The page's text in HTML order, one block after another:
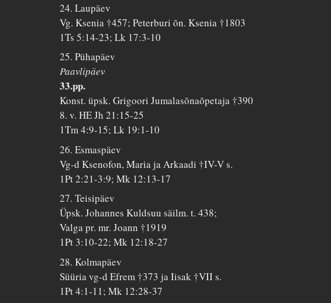
24. Laupäev
Vg. Ksenia †457; Peterburi õn. Ksenia †1803
1Ts 5:14-23; Lk 17:3-10
25. Pühapäev
Paavlipäev
33.pp.
Konst. üpsk. Grigoori Jumalasõnaõpetaja †390
8. v. HE Jh 21:15-25
1Tm 4:9-15; Lk 19:1-10
26. Esmaspäev
Vg-d Ksenofon, Maria ja Arkaadi †IV-V s.
1Pt 2:21-3:9; Mk 12:13-17
27. Teisipäev
Üpsk. Johannes Kuldsuu säilm. t. 438;
Valga pr. mr. Joann †1919
1Pt 3:10-22; Mk 12:18-27
28. Kolmapäev
Süüria vg-d Efrem †373 ja Iisak †VII s.
1Pt 4:1-11; Mk 12:28-37